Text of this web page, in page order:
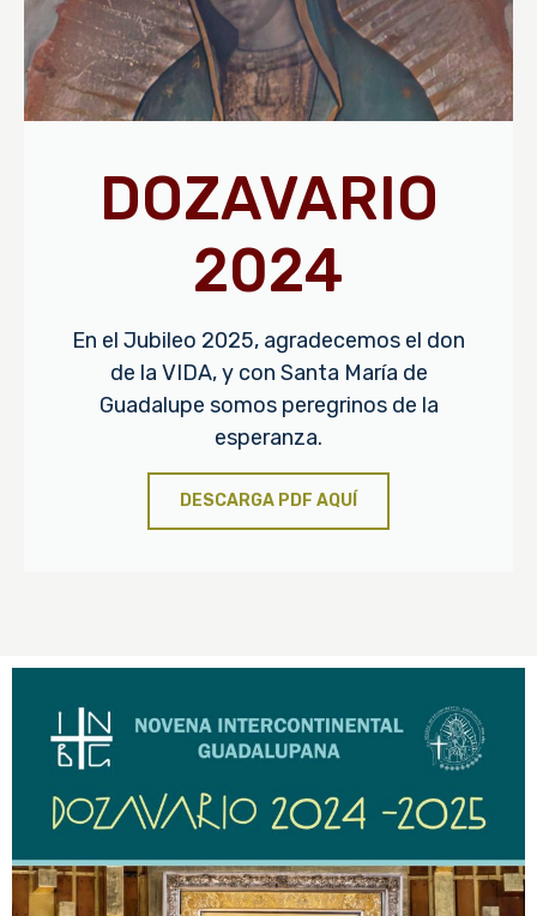
DOZAVARIO
2024
En el Jubileo 2025, agradecemos el don
de la VIDA, y con Santa María de
Guadalupe somos peregrinos de la
esperanza.
DESCARGA PDF AQUÍ